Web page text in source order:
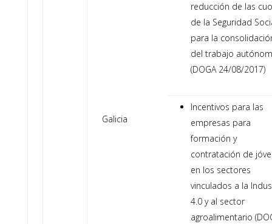
Galicia
reducción de las
de la Seguridad
para la
del trabajo
(DOGA 24/08/2017)
Incentivos para las
empresas para
formación y
contratación de
en los sectores
vinculados a la
4.0 y al sector
agroalimentario